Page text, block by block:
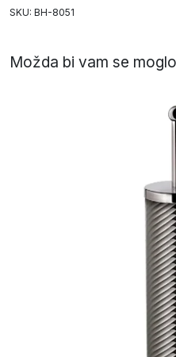
SKU: BH-8051
Možda bi vam se